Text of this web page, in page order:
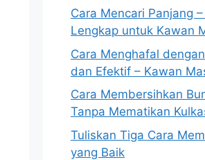
Cara Mencari Panjang
Lengkap untuk Kawan
Cara Menghafal
dan Efektif – Kawan
Cara Membersihkan
Tanpa Mematikan
Tuliskan Tiga Cara
yang Baik